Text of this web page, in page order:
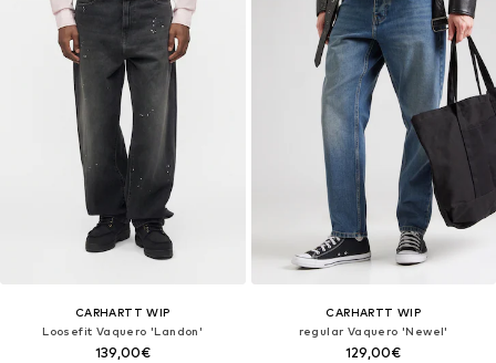
CARHARTT WIP
Loosefit Vaquero 'Landon'
139,00€
CARHARTT WIP
regular Vaquero 'Newel'
129,00€